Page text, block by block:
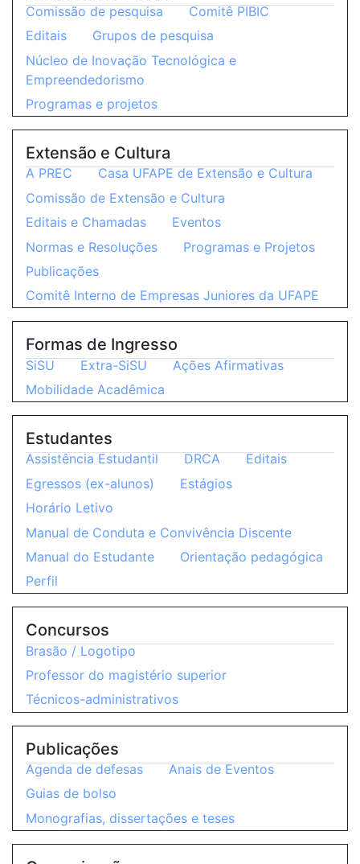
Comissão de pesquisa
Comitê PIBIC
Editais
Grupos de pesquisa
Núcleo de Inovação Tecnológica e
Empreendedorismo
Programas e projetos
Extensão e Cultura
A PREC
Casa UFAPE de Extensão e Cultura
Comissão de Extensão e Cultura
Editais e Chamadas
Eventos
Normas e Resoluções
Programas e Projetos
Publicações
Comitê Interno de Empresas Juniores da UFAPE
Formas de Ingresso
SiSU Extra-SiSU
Ações Afirmativas
Mobilidade Acadêmica
Estudantes
Assistência Estudantil DRCA
Editais
Egressos (ex-alunos)
Estágios
Horário Letivo
Manual de Conduta e Convivência Discente
Manual do Estudante
Orientação pedagógica
Perfil
Concursos
Brasão / Logotipo
Professor do magistério superior
Técnicos-administrativos
Publicações
Agenda de defesas
Anais de Eventos
Guias de bolso
Monografias, dissertações e teses